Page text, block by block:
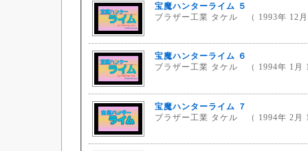
宝魔ハンターライム ５
ブラザー工業 タケル （ 1993年 12
宝魔ハンターライム ６
ブラザー工業 タケル （ 1994年 1月
宝魔ハンターライム ７
ブラザー工業 タケル （ 1994年 2月